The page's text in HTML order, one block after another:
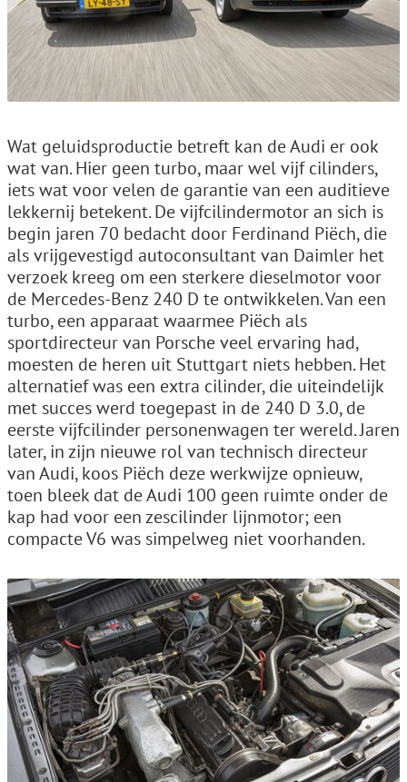
Wat geluidsproductie betreft kan de Audi er ook
wat van. Hier geen turbo, maar wel vijf cilinders,
iets wat voor velen de garantie van een auditieve
lekkernij betekent. De vijfcilindermotor an sich is
begin jaren 70 bedacht door Ferdinand Piëch, die
als vrijgevestigd autoconsultant van Daimler het
verzoek kreeg om een sterkere dieselmotor voor
de Mercedes-Benz 240 D te ontwikkelen. Van een
turbo, een apparaat waarmee Piëch als
sportdirecteur van Porsche veel ervaring had,
moesten de heren uit Stuttgart niets hebben. Het
alternatief was een extra cilinder, die uiteindelijk
met succes werd toegepast in de 240 D 3.0, de
eerste vijfcilinder personenwagen ter wereld. Jaren
later, in zijn nieuwe rol van technisch directeur
van Audi, koos Piëch deze werkwijze opnieuw,
toen bleek dat de Audi 100 geen ruimte onder de
kap had voor een zescilinder lijnmotor; een
compacte V6 was simpelweg niet voorhanden.